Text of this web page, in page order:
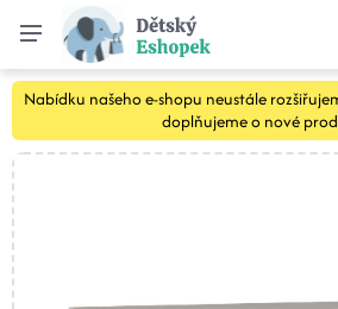
Nabídku našeho e-shopu neustále
doplňujeme o nové